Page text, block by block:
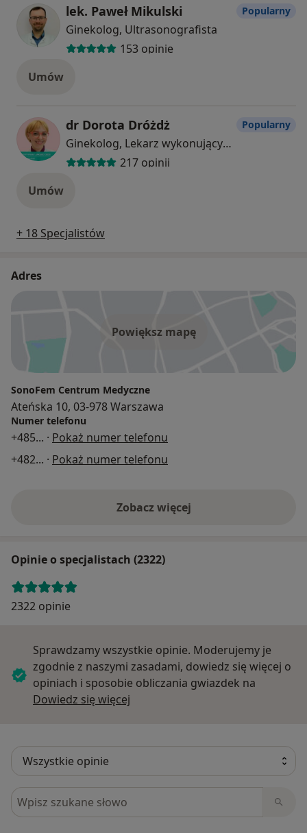
lek. Paweł Mikulski
Ginekolog, Ultrasonografista
153 opinie
Popularny
Umów
dr Dorota Dróżdż
Ginekolog, Lekarz wykonujący zabiegi medycyny estetycznej, W trakcie specjalizacji (Urolog)
217 opinii
Popularny
Umów
+ 18 Specjalistów
Adres
Powiększ mapę
SonoFem Centrum Medyczne
Ateńska 10, 03-978 Warszawa
Numer telefonu
+485... · Pokaż numer telefonu
+482... · Pokaż numer telefonu
Zobacz więcej
Opinie o specjalistach (2322)
2322 opinie
Sprawdzamy wszystkie opinie. Moderujemy je
zgodnie z naszymi zasadami, dowiedz się więcej o
opiniach i sposobie obliczania gwiazdek na
Dowiedz się więcej
Szukaj w opiniach